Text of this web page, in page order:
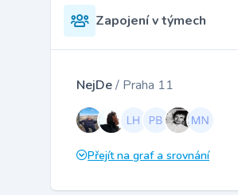
Zapojení v týmech
NejDe/ Praha 11
Přejít na graf a srovnání